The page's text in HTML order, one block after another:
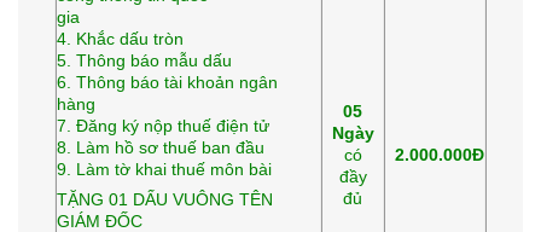
gia
4. Khắc dấu tròn
5. Thông báo mẫu dấu
6. Thông báo tài khoản ngân
hàng
7. Đăng ký nộp thuế điện tử
8. Làm hồ sơ thuế ban đầu
9. Làm tờ khai thuế môn bài
TẶNG 01 DẤU VUÔNG TÊN
GIÁM ĐỐC
05
Ngày
có
đầy
đủ
2.000.000Đ